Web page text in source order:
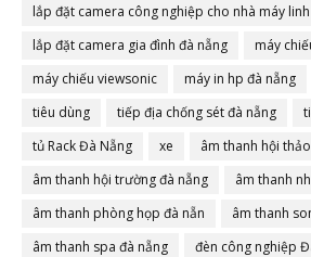
lắp đặt camera công nghiệp cho nhà máy
lắp đặt camera gia đình đà nẵng
máy
máy chiếu viewsonic
máy in hp đà nẵng
tiêu dùng
tiếp địa chống sét đà nẵng
tủ Rack Đà Nẵng
xe
âm thanh hội
âm thanh hội trường đà nẵng
âm thanh
âm thanh phòng họp đà nẵn
âm thanh
âm thanh spa đà nẵng
đèn công nghiệp